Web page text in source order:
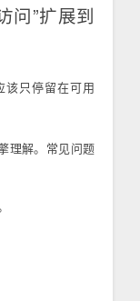
问”扩展到
该只停留在可用
理解。常见问题